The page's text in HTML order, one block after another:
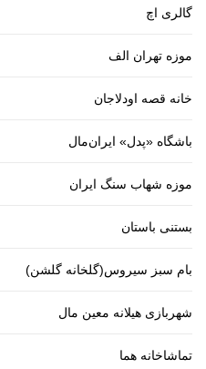
گالری اچ
موزه تهران الف
خانه قصه اودلاجان
باشگاه «پدل» ایران‌مال
موزه شهاب سنگ ایران
بستنی باستان
بام سبز سیروس(گلخانه گلشن)
شهربازی هیلانه معین مال
تماشاخانه هما